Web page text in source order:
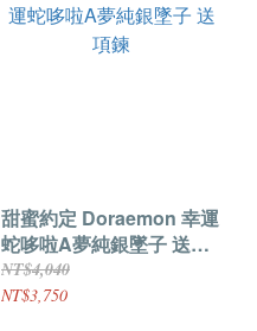
甜蜜約定 Doraemon 幸運
蛇哆啦A夢純銀墜子 送項
鍊
NT$4,040
NT$3,750